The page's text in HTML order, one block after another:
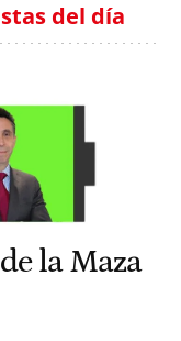
del día
la Maza